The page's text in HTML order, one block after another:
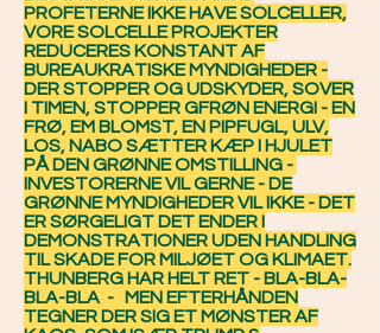
PROFETERNE IKKE HAVE SOLCELLER,
VORE SOLCELLE PROJEKTER
REDUCERES KONSTANT AF
BUREAUKRATISKE MYNDIGHEDER -
DER STOPPER OG UDSKYDER, SOVER
I TIMEN, STOPPER GFRØN ENERGI - EN
FRØ, EM BLOMST, EN PIPFUGL, ULV,
LOS, NABO SÆTTER KÆP I HJULET
PÅ DEN GRØNNE OMSTILLING -
INVESTORERNE VIL GERNE - DE
GRØNNE MYNDIGHEDER VIL IKKE - DET
ER SØRGELIGT DET ENDER I
DEMONSTRATIONER UDEN HANDLING
TIL SKADE FOR MILJØET OG KLIMAET.
THUNBERG HAR HELT RET - BLA-BLA-
BLA-BLA - MEN EFTERHÅNDEN
TEGNER DER SIG ET MØNSTER AF